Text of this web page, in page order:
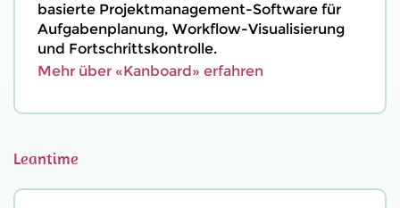
basierte Projektmanagement-Software für
Aufgabenplanung, Workflow-Visualisierung
und Fortschrittskontrolle.
Mehr über «Kanboard» erfahren
Leantime